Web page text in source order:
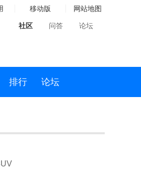
移动版 网站地图
社区 问答 论坛
排行 论坛